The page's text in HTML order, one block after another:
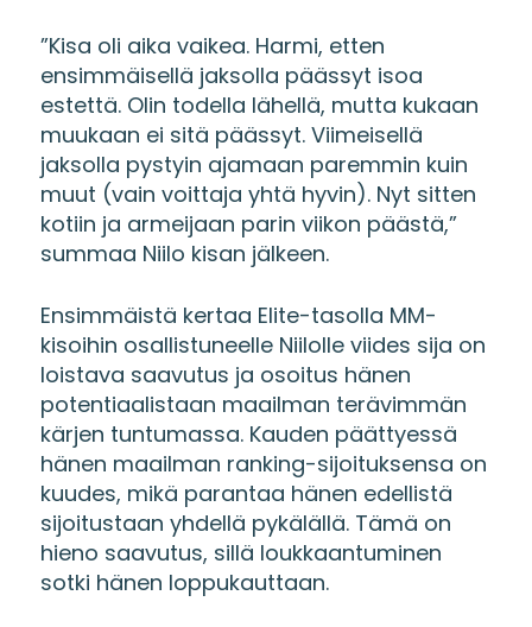
”Kisa oli aika vaikea. Harmi, etten
ensimmäisellä jaksolla päässyt isoa
estettä. Olin todella lähellä, mutta kukaan
muukaan ei sitä päässyt. Viimeisellä
jaksolla pystyin ajamaan paremmin kuin
muut (vain voittaja yhtä hyvin). Nyt sitten
kotiin ja armeijaan parin viikon päästä,”
summaa Niilo kisan jälkeen.
Ensimmäistä kertaa Elite-tasolla MM-
kisoihin osallistuneelle Niilolle viides sija on
loistava saavutus ja osoitus hänen
potentiaalistaan maailman terävimmän
kärjen tuntumassa. Kauden päättyessä
hänen maailman ranking-sijoituksensa on
kuudes, mikä parantaa hänen edellistä
sijoitustaan yhdellä pykälällä. Tämä on
hieno saavutus, sillä loukkaantuminen
sotki hänen loppukauttaan.